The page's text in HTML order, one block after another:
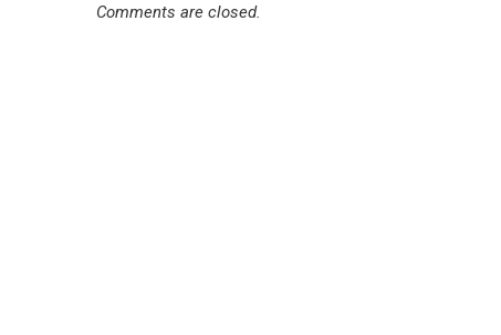
Comments are closed.